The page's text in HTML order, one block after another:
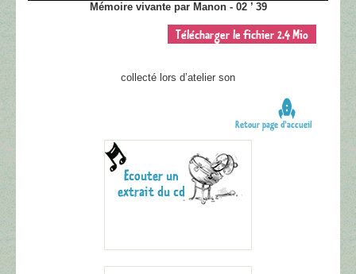
Mémoire vivante par Manon - 02 ’ 39
Télécharger le fichier 2.4 Mio
collecté lors d’atelier son
Retour page d’accueil